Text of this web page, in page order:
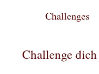
Challenges
Challenge